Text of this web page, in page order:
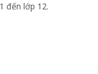
đến lớp 12.